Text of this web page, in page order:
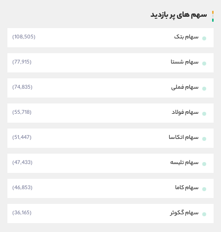
سهم های پر بازدید
سهام بتک (108,505)
سهام شستا (77,915)
سهام فملی (74,835)
سهام فولاد (55,718)
سهام اتکاسا (51,447)
سهام تلیسه (47,433)
سهام کاما (46,853)
سهام گکوثر (36,165)